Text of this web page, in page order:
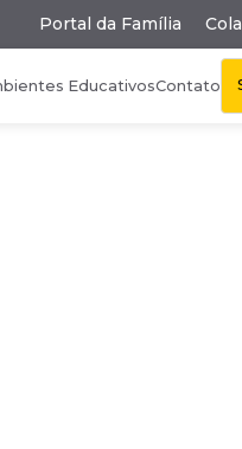
Portal da Família
EducativosContato